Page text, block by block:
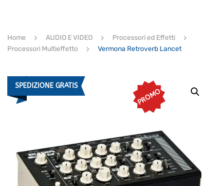
ULTIMI ARRIVI
Home AUDIO E VIDEO
Processori ed Effetti
Processori Multieffetto
Vermona Retroverb Lancet
SPEDIZIONE GRATIS
PROMO